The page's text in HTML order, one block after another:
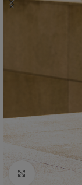
Click to